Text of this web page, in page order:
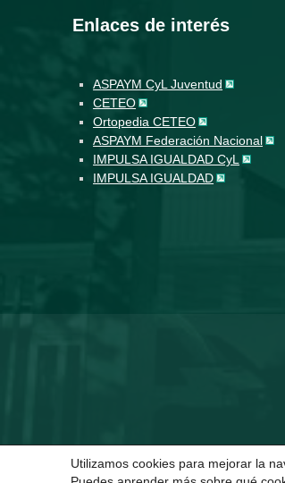
Enlaces de interés
ASPAYM CyL Juventud
CETEO
Ortopedia CETEO
ASPAYM Federación Nacional
IMPULSA IGUALDAD CyL
IMPULSA IGUALDAD
Utilizamos cookies para mejorar la